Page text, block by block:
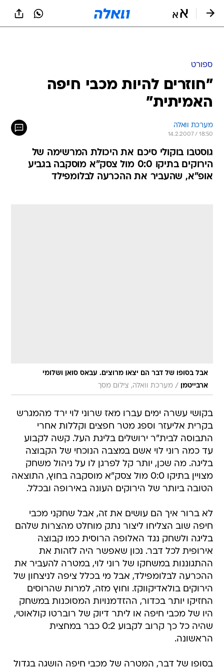
ספורט
"חוזרים להיות מכבי חיפה
האמיתית"
מערכת וואלה
14.2.2007 / 18:50
גוסטבו בוקולי סיכם את היכולת המרשימה של
הירוקים בתיקו 0:0 מול צסק"א מוסקבה בגביע
אופ"א, שהעביר את ההכרעה לבלומפילד
אבל בסופו של דבר הם יצאו מרוצים. עבאס סואן ושלומי
ארבייטמן
/ מערכת וואלה, צילום מסך
בקושי עשרה ימים עברו מאז שרוני לוי ירד מהמגרש
בקרית אליעזר וספג מטר חפצים וקללות אחרי
התבוסה לבית"ר ירושלים בליגת העל. קשה לקבוע
עד כמה רוני לוי אשם במצבה הנוכחי של הקבוצה
בליגה. מה שכן, יותר קל לפרגן לו על ניהול משחק
מצויין בתיקו 0:0 מול צסק"א מוסקבה בחוץ, התוצאה
הטובה ביותר של הירוקים העונה באירופה ובכלל.
לא ברור איך הם עושים את זה, אבל שחקני מכבי
חיפה שוב הצליחו ליצור נתק מוחלט מהצרות שלהם
בליגה ולשחק נגד האלופה הרוסית כמו קבוצה
אירופית לכל דבר. נכון שאפשר היה לזהות את
ההתגוננות במשחקו של רוני לוי, במטרה להעביר את
ההכרעה לבלומפילד, אבל מי בכלל ציפה לניצחון של
הירוקים בולאדיקווקז. וחוץ מזה, למרות שהרוסים
החזיקו יותר בכדור, ההזדמנויות המסוכנות במשחק
היו של מכבי חיפה או ליתר דיוק של רוברטו קולאוטי,
שהיה כל כך קרוב לקבוע 0:2 כבר במחצית
הראשונה.
בסופו של דבר, המטרה של מכבי חיפה הושגה בגדול